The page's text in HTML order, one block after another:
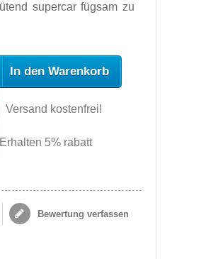
supercar fügsam zu
In den Warenkorb
Versand kostenfrei!
Erhalten 5% rabatt
Bewertung verfassen